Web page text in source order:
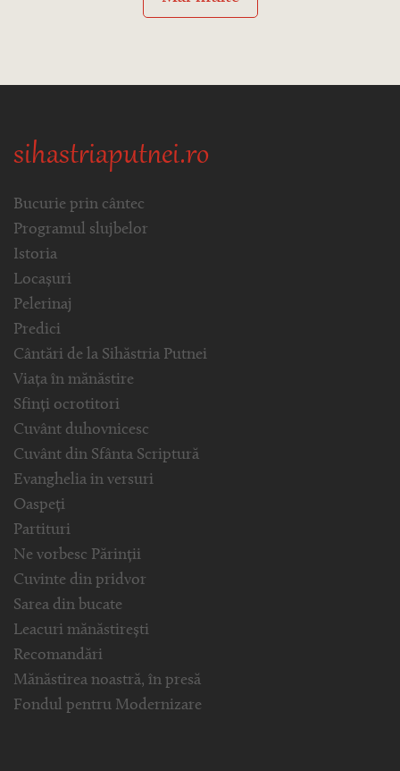
sihastriaputnei.ro
Bucurie prin cântec
Programul slujbelor
Istoria
Locașuri
Pelerinaj
Predici
Cântări de la Sihăstria Putnei
Viața în mănăstire
Sfinți ocrotitori
Cuvânt duhovnicesc
Cuvânt din Sfânta Scriptură
Evanghelia in versuri
Oaspeți
Partituri
Ne vorbesc Părinții
Cuvinte din pridvor
Sarea din bucate
Leacuri mănăstirești
Recomandări
Mănăstirea noastră, în presă
Fondul pentru Modernizare